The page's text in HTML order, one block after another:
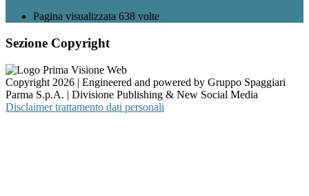
Pagina visualizzata 638 volte
Sezione Copyright
Copyright 2026 | Engineered and powered by Gruppo Spaggiari
Parma S.p.A. | Divisione Publishing & New Social Media
Disclaimer trattamento dati personali